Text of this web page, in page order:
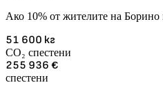
Ако 10% от жителите на Борино
51 600 кг
CO₂ спестени
255 936 €
спестени